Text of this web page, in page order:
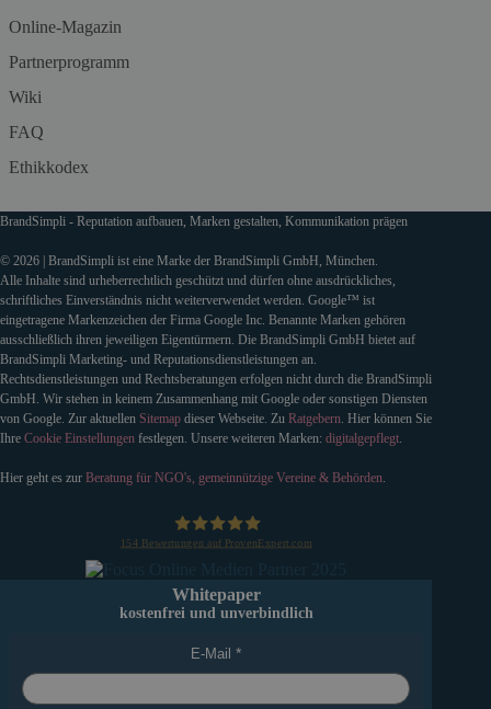
Online-Magazin
Partnerprogramm
Wiki
FAQ
Ethikkodex
BrandSimpli - Reputation aufbauen, Marken gestalten, Kommunikation prägen
© 2026 | BrandSimpli ist eine Marke der BrandSimpli GmbH, München.
Alle Inhalte sind urheberrechtlich geschützt und dürfen ohne ausdrückliches,
schriftliches Einverständnis nicht weiterverwendet werden. Google™ ist
eingetragene Markenzeichen der Firma Google Inc. Benannte Marken gehören
ausschließlich ihren jeweiligen Eigentürmern. Die BrandSimpli GmbH bietet auf
BrandSimpli Marketing- und Reputationsdienstleistungen an.
Rechtsdienstleistungen und Rechtsberatungen erfolgen nicht durch die BrandSimpli
GmbH. Wir stehen in keinem Zusammenhang mit Google oder sonstigen Diensten
von Google. Zur aktuellen Sitemap dieser Webseite. Zu Ratgebern . Hier können Sie
Ihre Cookie Einstellungen festlegen. Unsere weiteren Marken: digitalgepflegt
Hier geht es zur Beratung für NGO's, gemeinnützige Vereine & Behörden
154 Bewertungen auf ProvenExpert.com
Whitepaper
kostenfrei und unverbindlich
E-Mail